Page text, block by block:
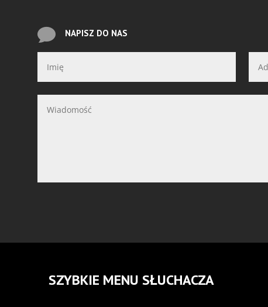
 NAPISZ DO NAS
SZYBKIE MENU SŁUCHACZA